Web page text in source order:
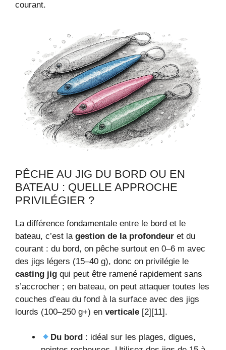
courant.
PÊCHE AU JIG DU BORD OU EN
BATEAU : QUELLE APPROCHE
PRIVILÉGIER ?
La différence fondamentale entre le bord et le
bateau, c’est la gestion de la profondeur et du
courant : du bord, on pêche surtout en 0–6 m avec
des jigs légers (15–40 g), donc on privilégie le
casting jig qui peut être ramené rapidement sans
s’accrocher ; en bateau, on peut attaquer toutes les
couches d’eau du fond à la surface avec des jigs
lourds (100–250 g+) en verticale [2][11].
Du bord : idéal sur les plages, digues,